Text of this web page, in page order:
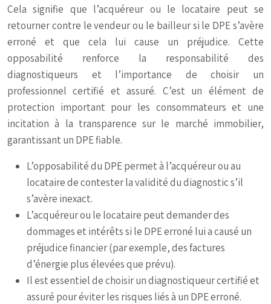
Cela signifie que l’acquéreur ou le locataire peut se
retourner contre le vendeur ou le bailleur si le DPE s’avère
erroné et que cela lui cause un préjudice. Cette
opposabilité renforce la responsabilité des
diagnostiqueurs et l’importance de choisir un
professionnel certifié et assuré. C’est un élément de
protection important pour les consommateurs et une
incitation à la transparence sur le marché immobilier,
garantissant un DPE fiable.
L’opposabilité du DPE permet à l’acquéreur ou au
locataire de contester la validité du diagnostic s’il
s’avère inexact.
L’acquéreur ou le locataire peut demander des
dommages et intérêts si le DPE erroné lui a causé un
préjudice financier (par exemple, des factures
d’énergie plus élevées que prévu).
Il est essentiel de choisir un diagnostiqueur certifié et
assuré pour éviter les risques liés à un DPE erroné.